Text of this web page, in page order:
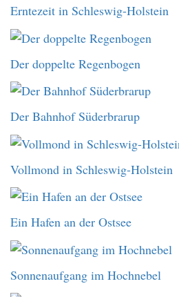
Erntezeit in Schleswig-Holstein
Der doppelte Regenbogen
Der Bahnhof Süderbrarup
Vollmond in Schleswig-Holstein
Ein Hafen an der Ostsee
Sonnenaufgang im Hochnebel